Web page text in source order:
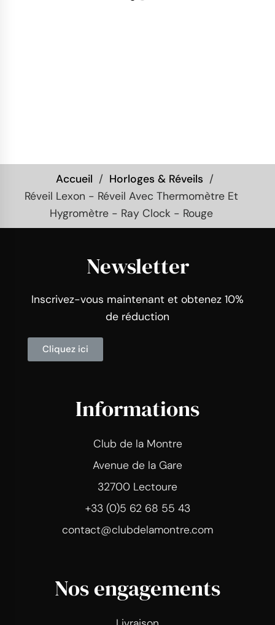
Accueil
Horloges & Réveils
Réveil Lexon - Réveil Avec Thermomètre Et
Hygromètre - Ray Clock - Rouge
Newsletter
Inscrivez-vous maintenant et obtenez 10%
de réduction
Cliquez ici
Informations
Club de la Montre
Avenue de la Gare
32700 Lectoure
+33 (0)5 62 68 55 43
contact@clubdelamontre.com
Nos engagements